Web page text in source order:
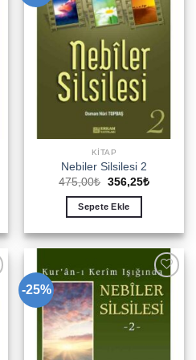
KITAP
Nebiler Silsilesi 2
475,00₺ Orijinal
fiyat:
475,00₺.
356,25₺Şu
Sepete Ekle
-25%
Add to
wishlist